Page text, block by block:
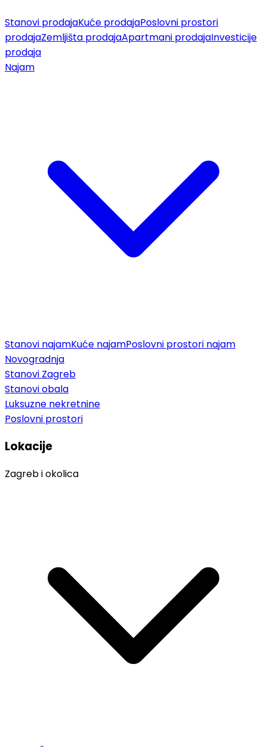
Stanovi prodajaKuće prodajaPoslovni prostori
prodajaZemljišta prodajaApartmani prodajaInvesticije
prodaja
Najam
Stanovi najamKuće najamPoslovni prostori najam
Novogradnja
Stanovi Zagreb
Stanovi obala
Luksuzne nekretnine
Poslovni prostori
Lokacije
Zagreb i okolica